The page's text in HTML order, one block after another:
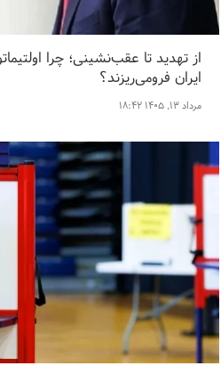
از تهدید تا عقب‌نشینی؛ چرا
ایران فرومی‌ریزند؟
مرداد ۱۳, ۱۴۰۵ ۱۸:۴۲